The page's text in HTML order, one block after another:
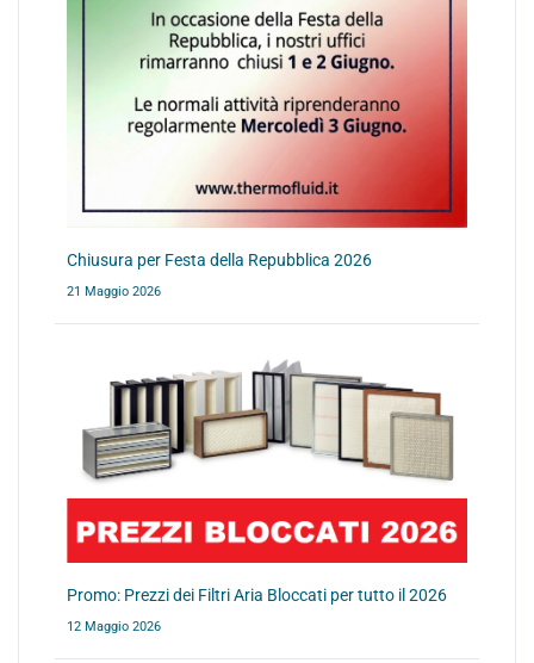
Chiusura per Festa della Repubblica 2026
21 Maggio 2026
Promo: Prezzi dei Filtri Aria Bloccati per tutto il 2026
12 Maggio 2026